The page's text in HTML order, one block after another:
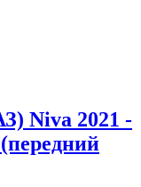
Niva 2021 -